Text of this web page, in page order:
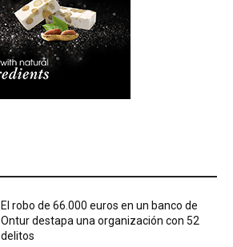
El robo de 66.000 euros en un banco de
Ontur destapa una organización con 52
delitos